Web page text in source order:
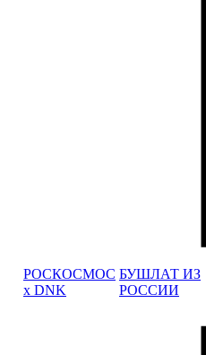
РОСКОСМОС
x DNK
БУШЛАТ ИЗ
РОССИИ